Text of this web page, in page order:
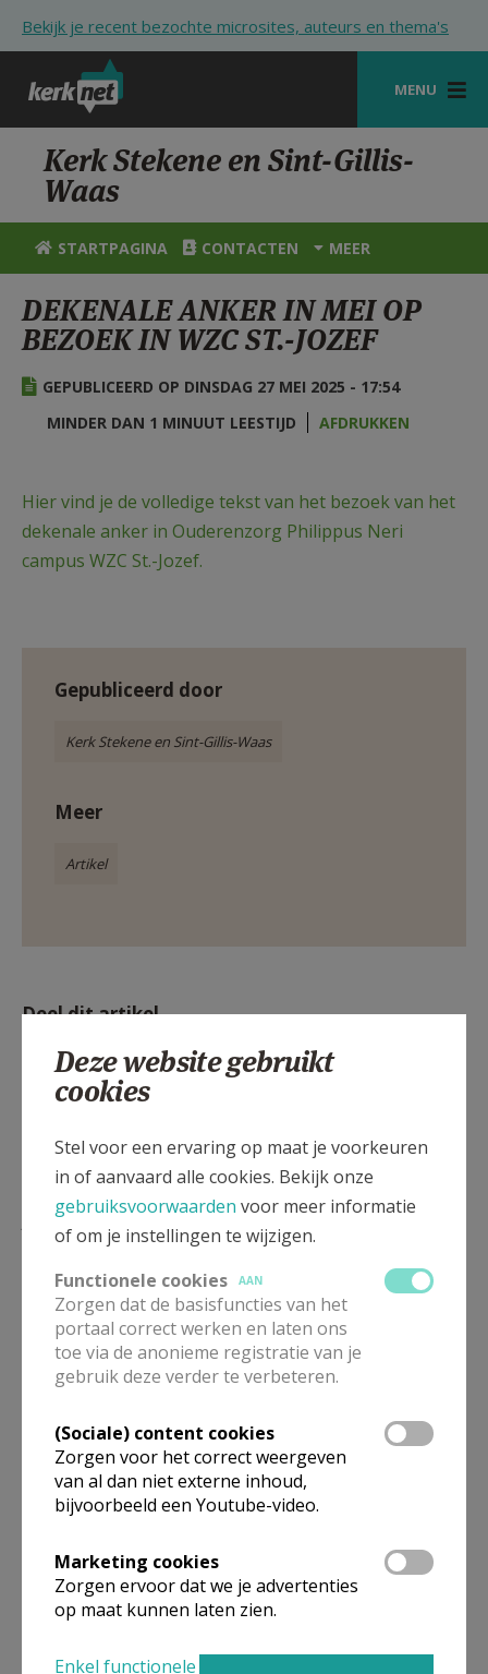
Bekijk je recent bezochte microsites, auteurs en thema's
MENU
STARTPAGINA
KERK
VIERINGEN
ZOEKEN
HULP
STARTPAGINA PORTAAL
AANMELDEN OF REGISTREREN
Kerk Stekene en Sint-Gillis-
Waas
STARTPAGINA CONTACTEN MEER
DEKENALE ANKER IN MEI OP
BEZOEK IN WZC ST.-JOZEF
GEPUBLICEERD OP DINSDAG 27 MEI 2025 - 17:54
MINDER DAN 1 MINUUT LEESTIJD
AFDRUKKEN
Hier vind je de volledige tekst van het bezoek van het
dekenale anker in Ouderenzorg Philippus Neri
campus WZC St.-Jozef.
Gepubliceerd door
Kerk Stekene en Sint-Gillis-Waas
Meer
Artikel
Deel dit artikel
Lees meer
Beroepsvereniging Zorgpastores
Deze website gebruikt
cookies
Stel voor een ervaring op maat je voorkeuren
in of aanvaard alle cookies. Bekijk onze
gebruiksvoorwaarden voor meer informatie
of om je instellingen te wijzigen.
Functionele cookies
AAN
Zorgen dat de basisfuncties van het
portaal correct werken en laten ons
toe via de anonieme registratie van je
gebruik deze verder te verbeteren.
(Sociale) content cookies
Zorgen voor het correct weergeven
van al dan niet externe inhoud,
bijvoorbeeld een Youtube-video.
Marketing cookies
Zorgen ervoor dat we je advertenties
op maat kunnen laten zien.
Enkel functionele